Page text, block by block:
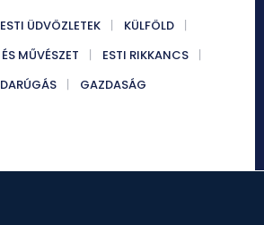
ESTI ÜDVÖZLETEK
KÜLFÖLD
MŰVÉSZET
ESTI RIKKANCS
GAZDASÁG